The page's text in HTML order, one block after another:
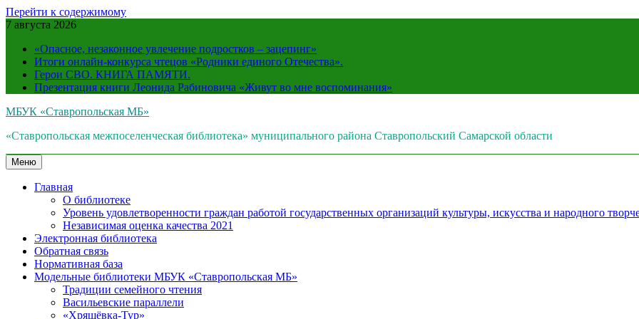
Перейти к содержимому
7 августа 2026
«Опасное, незаконное увлечение подростков – зацепинг»
Итоги онлайн-конкурса чтецов «Родники единого Отечества».
Герои СВО. КНИГА ПАМЯТИ.
Презентация книги Леонида Рабиновича «Живут во мне воспоминания»
МБУК «Ставропольская МБ»
«Ставропольская межпоселенческая библиотека» муниципального района Ставропольский Самарской области
Меню
Главная
О библиотеке
Уровень удовлетворенности граждан работой государственных организаций культуры, искусства и народного
Независимая оценка качества 2021
Электронная библиотека
Обратная связь
Нормативная база
Модельные библиотеки МБУК «Ставропольская МБ»
Традиции семейного чтения
Васильевские параллели
«Хрящёвка-Тур»